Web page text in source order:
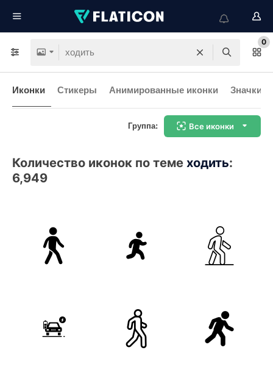
0
Иконки Стикеры Анимированные иконки Значки
Группа: Все иконки
Количество иконок по теме ходить:
6,949